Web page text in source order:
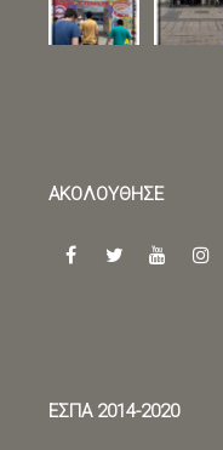
ΑΚΟΛΟΥΘΗΣΕ
ΕΣΠΑ 2014-2020